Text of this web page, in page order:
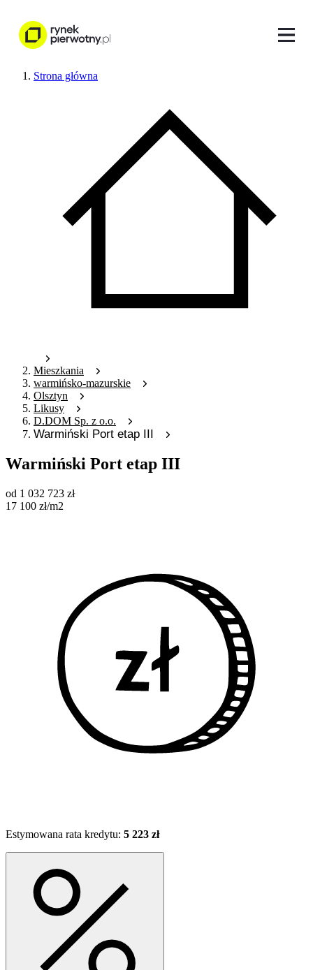
Strona główna
Mieszkania
warmińsko-mazurskie
Olsztyn
Likusy
D.DOM Sp. z o.o.
Warmiński Port etap III
Warmiński Port etap III
od 1 032 723 zł
17 100 zł/m2
Estymowana rata kredytu: 5 223 zł